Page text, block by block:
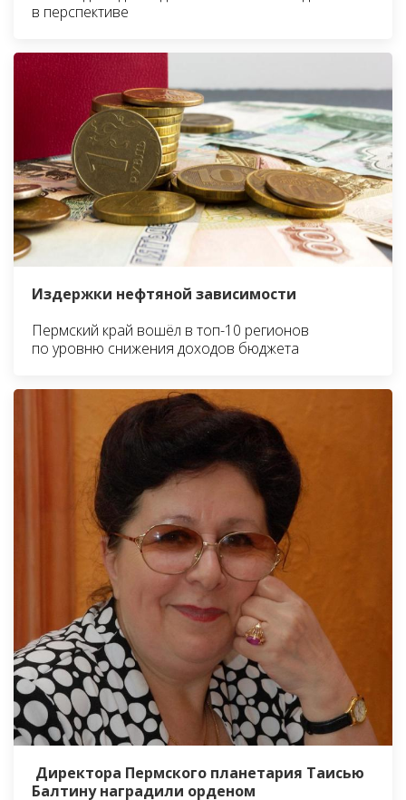
в перспективе
Издержки нефтяной зависимости
Пермский край вошёл в топ-10 регионов
по уровню снижения доходов бюджета
Директора Пермского планетария Таисью
Балтину наградили орденом